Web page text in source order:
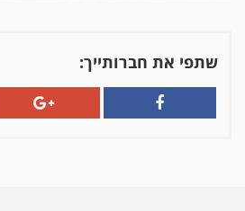
נותן
שתפי את חברותייך: